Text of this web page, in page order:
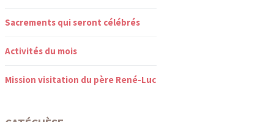
Sacrements qui seront célébrés
Activités du mois
Mission visitation du père René-Luc